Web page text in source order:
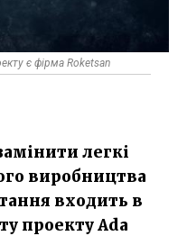
є фірма Roketsan
легкі
виробництва
входить в
проекту Ada